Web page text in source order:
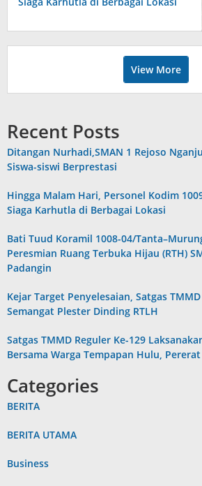
View More
Recent Posts
Ditangan Nurhadi,SMAN 1 Rejoso
Siswa-siswi Berprestasi
Hingga Malam Hari, Personel Kodim
Siaga Karhutla di Berbagai Lokasi
Bati Tuud Koramil 1008-04/
Peresmian Ruang Terbuka Hijau (RTH)
Padangin
Kejar Target Penyelesaian, Satgas
Semangat Plester Dinding RTLH
Satgas TMMD Reguler Ke-129
Bersama Warga Tempapan Hulu,
Categories
BERITA
BERITA UTAMA
Business